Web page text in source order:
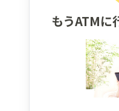
もうATMに